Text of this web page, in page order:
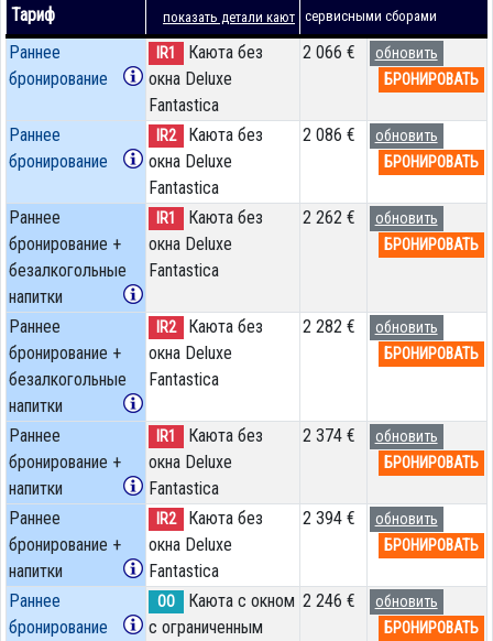
Тариф показать детали кают сервисными сборами
Раннее
бронирование
IR1
Каюта без
окна Deluxe
Fantastica
2 066 €
обновить
БРОНИРОВАТЬ
Раннее
бронирование
IR2
Каюта без
окна Deluxe
Fantastica
2 086 €
обновить
БРОНИРОВАТЬ
Раннее
бронирование +
безалкогольные
напитки
IR1
Каюта без
окна Deluxe
Fantastica
2 262 €
обновить
БРОНИРОВАТЬ
Раннее
бронирование +
безалкогольные
напитки
IR2
Каюта без
окна Deluxe
Fantastica
2 282 €
обновить
БРОНИРОВАТЬ
Раннее
бронирование +
напитки
IR1
Каюта без
окна Deluxe
Fantastica
2 374 €
обновить
БРОНИРОВАТЬ
Раннее
бронирование +
напитки
IR2
Каюта без
окна Deluxe
Fantastica
2 394 €
обновить
БРОНИРОВАТЬ
Раннее
бронирование
OO
Каюта с окном
с ограниченным
2 246 €
обновить
БРОНИРОВАТЬ